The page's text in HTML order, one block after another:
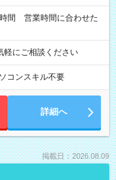
にご相談ください
コンスキル不要
詳細へ
掲載日：2026.08.09